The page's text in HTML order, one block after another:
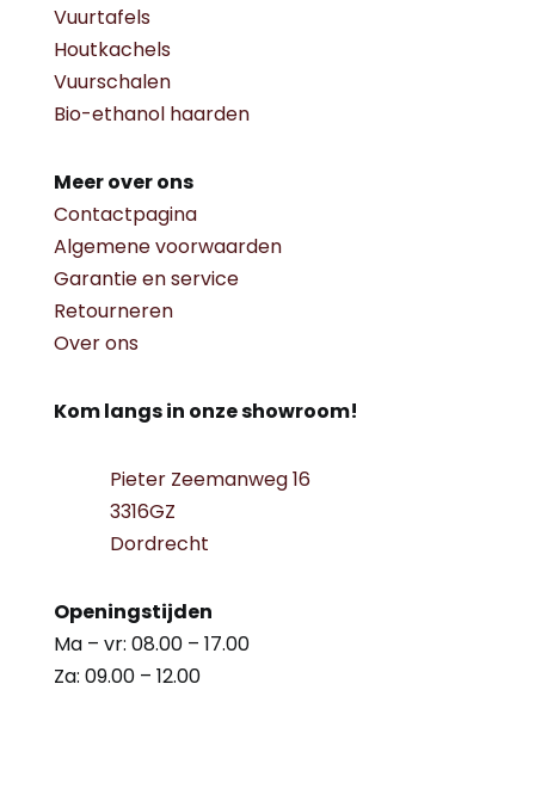
Vuurtafels
Houtkachels
Vuurschalen
Bio-ethanol haarden
Meer over ons
Contactpagina
Algemene voorwaarden
Garantie en service
Retourneren
Over ons
Kom langs in onze showroom!
Pieter Zeemanweg 16
3316GZ
Dordrecht
Openingstijden
Ma – vr: 08.00 – 17.00
Za: 09.00 – 12.00